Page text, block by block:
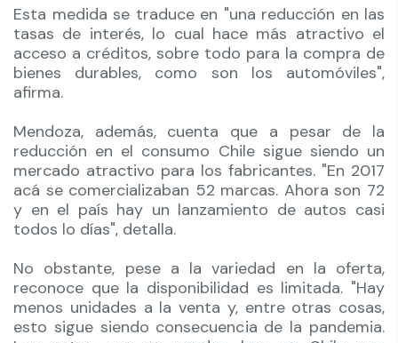
Esta medida se traduce en "una reducción en las
tasas de interés, lo cual hace más atractivo el
acceso a créditos, sobre todo para la compra de
bienes durables, como son los automóviles",
afirma.
Mendoza, además, cuenta que a pesar de la
reducción en el consumo Chile sigue siendo un
mercado atractivo para los fabricantes. "En 2017
acá se comercializaban 52 marcas. Ahora son 72
y en el país hay un lanzamiento de autos casi
todos lo días", detalla.
No obstante, pese a la variedad en la oferta,
reconoce que la disponibilidad es limitada. "Hay
menos unidades a la venta y, entre otras cosas,
esto sigue siendo consecuencia de la pandemia.